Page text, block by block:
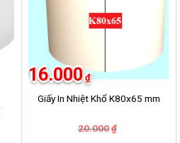
Giấy In Nhiệt Khổ K80x65 mm
20.000 ₫
16.000 ₫